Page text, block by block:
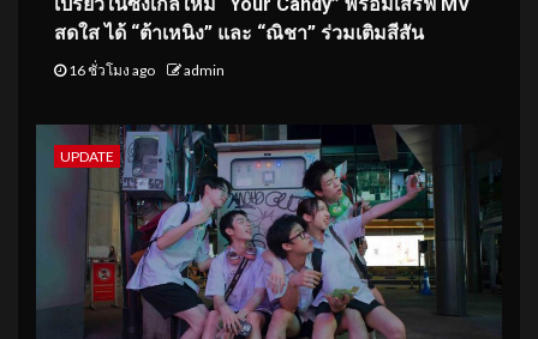
สดใส ได้ “ต้าเหนิง” และ “ณิชา” ร่วมเติมสีสัน
16 ชั่วโมง ago admin
UPDATE